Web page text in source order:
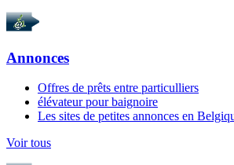
Annonces
Offres de prêts entre particulliers
élévateur pour baignoire
Les sites de petites annonces en
Voir tous